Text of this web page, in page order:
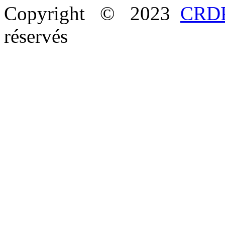
Copyright © 2023
réservés